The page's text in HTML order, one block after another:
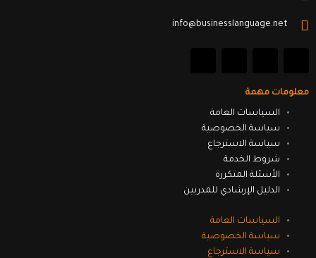
info@businesslanguage.net
e
b
t
e
r
b
e
i
معلومات مهمة
السياسات العامة
سياسة الخصوصية
سياسة الاسترجاع
شروط الخدمة
الأسئلة المتكررة
الدليل الإرشادي للمدربين
السياسات العامة
سياسة الخصوصية
سياسة الاسترجاع